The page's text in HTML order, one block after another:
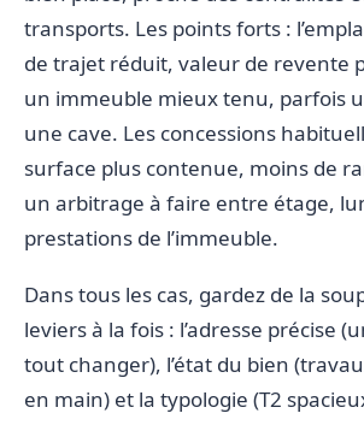
transports. Les points forts :
de trajet réduit, valeur de revente
un immeuble mieux tenu, parfois
une cave. Les concessions
surface plus contenue, moins de
un arbitrage à faire entre étage,
prestations de l’immeuble.
Dans tous les cas, gardez de la
leviers à la fois : l’adresse précise
tout changer), l’état du bien
en main) et la typologie (T2